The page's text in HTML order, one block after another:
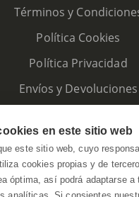
Términos y
Política Cookies
Política Privacidad
Envíos y Devoluciones
en este sitio web
este sitio web, cuyo
cookies propias y de
óptima, así podrá adaptarse